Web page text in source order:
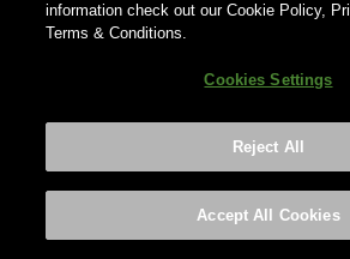
KvK inschrijving 20080399 Statutaire
Gebruik van
Door onze website te bezoeken,
persoonsgegevens op de volgende
verzamelen:
information check out our Cookie Policy,
Terms & Conditions.
Cookies Settings
Reject All
Accept All Cookies